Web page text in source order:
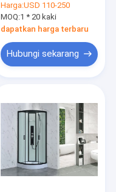
Harga:USD 110-250
MOQ:1 * 20 kaki
dapatkan harga terbaru
Hubungi sekarang